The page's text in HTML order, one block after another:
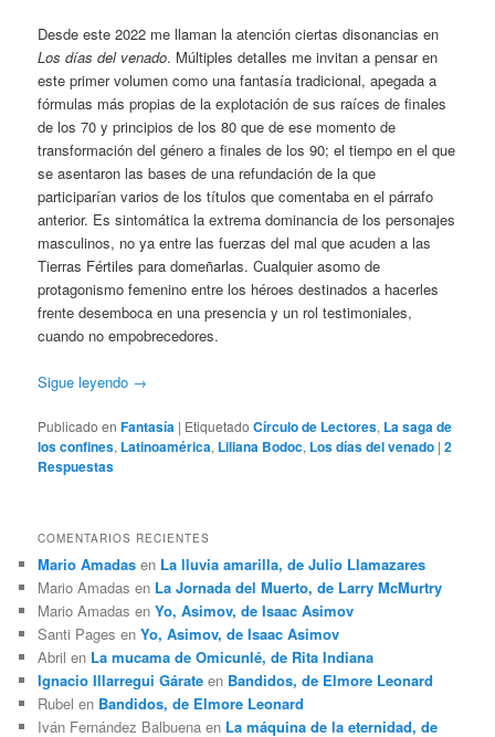
Desde este 2022 me llaman la atención ciertas disonancias en
Los días del venado. Múltiples detalles me invitan a pensar en
este primer volumen como una fantasía tradicional, apegada a
fórmulas más propias de la explotación de sus raíces de finales
de los 70 y principios de los 80 que de ese momento de
transformación del género a finales de los 90; el tiempo en el que
se asentaron las bases de una refundación de la que
participarían varios de los títulos que comentaba en el párrafo
anterior. Es sintomática la extrema dominancia de los personajes
masculinos, no ya entre las fuerzas del mal que acuden a las
Tierras Fértiles para domeñarlas. Cualquier asomo de
protagonismo femenino entre los héroes destinados a hacerles
frente desemboca en una presencia y un rol testimoniales,
cuando no empobrecedores.
Sigue leyendo →
Publicado en Fantasía | Etiquetado Círculo de Lectores, La saga de
los confines, Latinoamérica, Liliana Bodoc, Los días del venado |2
Respuestas
COMENTARIOS RECIENTES
Mario Amadas en La lluvia amarilla, de Julio Llamazares
Mario Amadas en La Jornada del Muerto, de Larry McMurtry
Mario Amadas enYo, Asimov, de Isaac Asimov
Santi Pages enYo, Asimov, de Isaac Asimov
Abril en La mucama de Omicunlé, de Rita Indiana
Ignacio Illarregui Gárate en Bandidos, de Elmore Leonard
Rubel en Bandidos, de Elmore Leonard
Iván Fernández Balbuena en La máquina de la eternidad, de